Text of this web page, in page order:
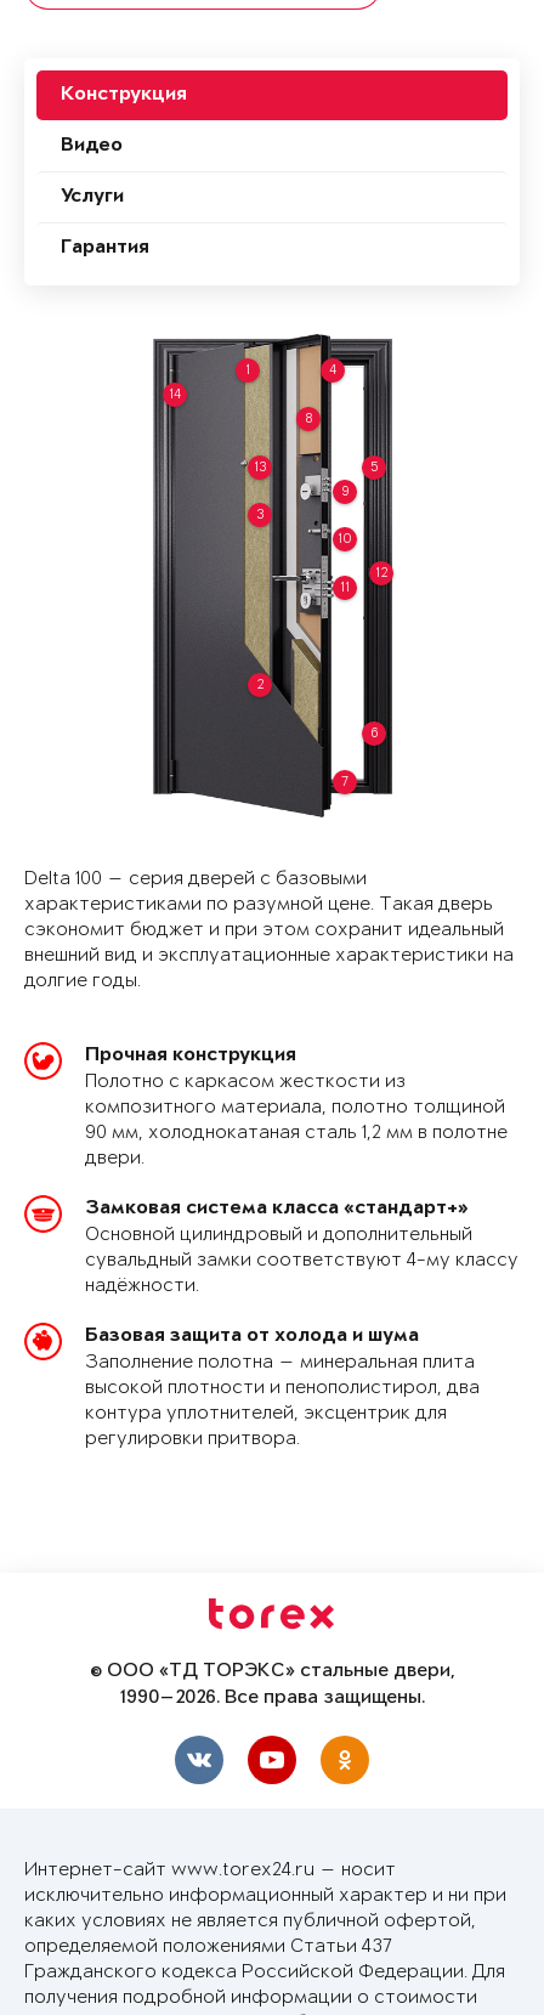
Конструкция
Видео
Услуги
Гарантия
1
2
3
4
5
6
7
8
9
10
11
12
13
14
Delta 100 — серия дверей с базовыми
характеристиками по разумной цене. Такая дверь
сэкономит бюджет и при этом сохранит идеальный
внешний вид и эксплуатационные характеристики на
долгие годы.
Прочная конструкция
Полотно с каркасом жесткости из
композитного материала, полотно толщиной
90 мм, холоднокатаная сталь 1,2 мм в полотне
двери.
Замковая система класса «стандарт+»
Основной цилиндровый и дополнительный
сувальдный замки соответствуют 4-му классу
надёжности.
Базовая защита от холода и шума
Заполнение полотна — минеральная плита
высокой плотности и пенополистирол, два
контура уплотнителей, эксцентрик для
регулировки притвора.
© ООО «ТД ТОРЭКС» стальные двери,
1990—2026. Все права защищены.
Интернет-сайт www.torex24.ru — носит
исключительно информационный характер и ни при
каких условиях не является публичной офертой,
определяемой положениями Статьи 437
Гражданского кодекса Российской Федерации. Для
получения подробной информации о стоимости